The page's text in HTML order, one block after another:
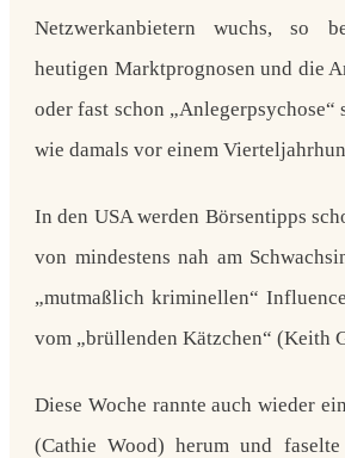
Netzwerkanbietern wuchs, so
heutigen Marktprognosen und die
oder fast schon „Anlegerpsychose“
wie damals vor einem
In den USA werden Börsentipps
von mindestens nah am
„mutmaßlich kriminellen“
vom „brüllenden Kätzchen“ (Keith
Diese Woche rannte auch wieder
(Cathie Wood) herum und